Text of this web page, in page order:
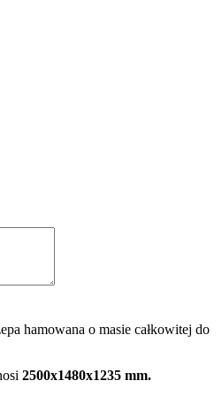
hamowana o masie całkowitej do
2500x1480x1235 mm.